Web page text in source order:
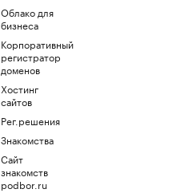
Облако для
бизнеса
Корпоративный
регистратор
доменов
Хостинг
сайтов
Рег.решения
Знакомства
Сайт
знакомств
podbor.ru